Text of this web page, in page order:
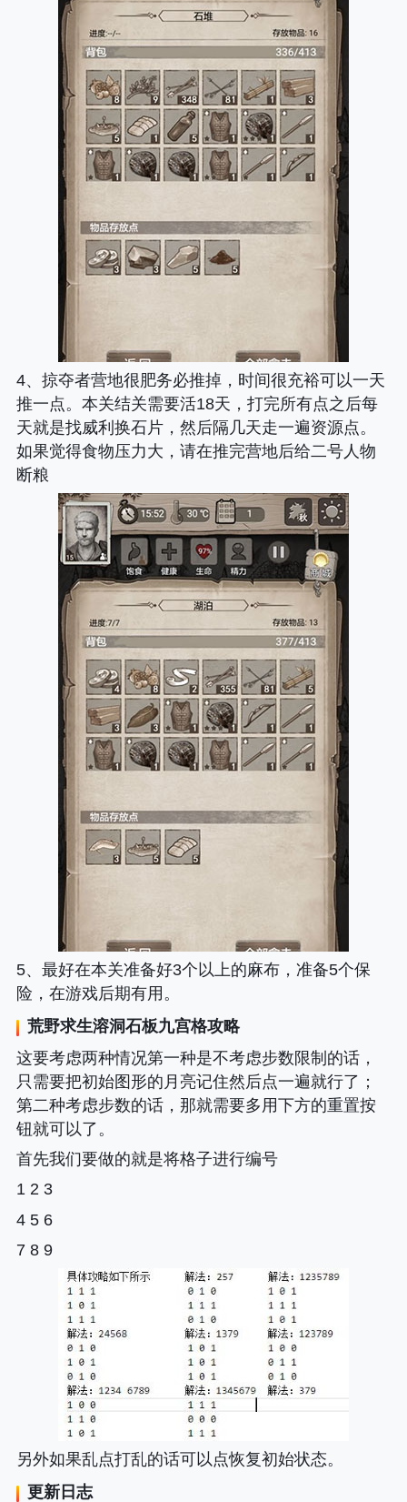
4、掠夺者营地很肥务必推掉，时间很充裕可以一天
推一点。本关结关需要活18天，打完所有点之后每
天就是找威利换石片，然后隔几天走一遍资源点。
如果觉得食物压力大，请在推完营地后给二号人物
断粮
5、最好在本关准备好3个以上的麻布，准备5个保
险，在游戏后期有用。
荒野求生溶洞石板九宫格攻略
这要考虑两种情况第一种是不考虑步数限制的话，
只需要把初始图形的月亮记住然后点一遍就行了；
第二种考虑步数的话，那就需要多用下方的重置按
钮就可以了。
首先我们要做的就是将格子进行编号
1 2 3
4 5 6
7 8 9
另外如果乱点打乱的话可以点恢复初始状态。
更新日志